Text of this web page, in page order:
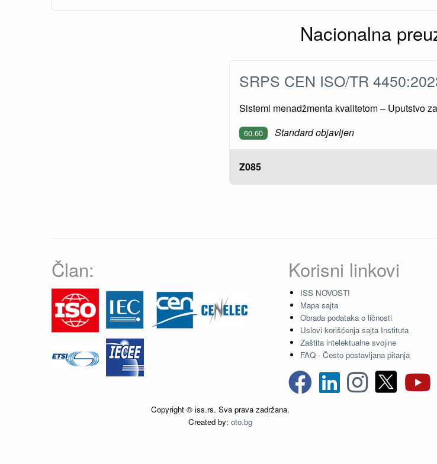
Nacionalna
SRPS CEN ISO/TR
Sistemi menadžmenta kvalitetom – Uputstvo
60.60 Standard objavljen
Z085
Član: Korisni linkovi
ISS NOVOSTI
Mapa sajta
Obrada podataka o ličnosti
Uslovi korišćenja sajta Instituta
Zaštita intelektualne svojine
FAQ - Često postavljana pitanja
Copyright © iss.rs. Sva prava zadržana.
Created by: oto.bg